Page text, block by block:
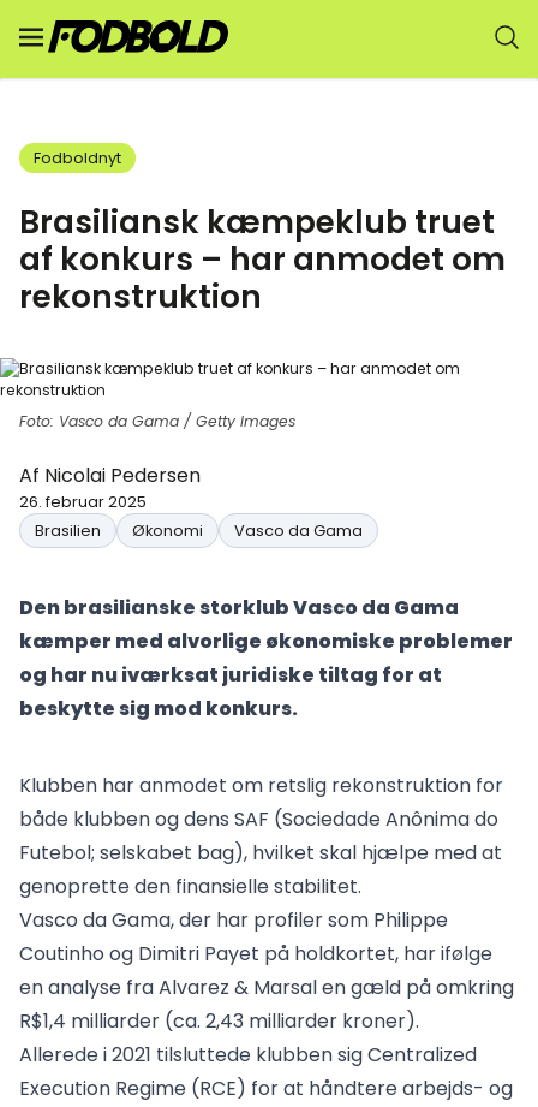
Fodboldnyt
Brasiliansk kæmpeklub truet
af konkurs – har anmodet om
rekonstruktion
Foto: Vasco da Gama / Getty Images
Af Nicolai Pedersen
26. februar 2025
Brasilien
Økonomi Vasco da Gama
Den brasilianske storklub Vasco da Gama
kæmper med alvorlige økonomiske problemer
og har nu iværksat juridiske tiltag for at
beskytte sig mod konkurs.
Klubben har anmodet om retslig rekonstruktion for
både klubben og dens SAF (Sociedade Anônima do
Futebol; selskabet bag), hvilket skal hjælpe med at
genoprette den finansielle stabilitet.
Vasco da Gama, der har profiler som Philippe
Coutinho og Dimitri Payet på holdkortet, har ifølge
en analyse fra Alvarez & Marsal en gæld på omkring
R$1,4 milliarder (ca. 2,43 milliarder kroner).
Allerede i 2021 tilsluttede klubben sig Centralized
Execution Regime (RCE) for at håndtere arbejds- og